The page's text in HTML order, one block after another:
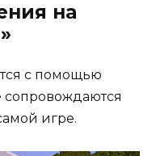
на
с помощью
сопровождаются
игре.